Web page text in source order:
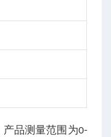
产品测量范围为0-